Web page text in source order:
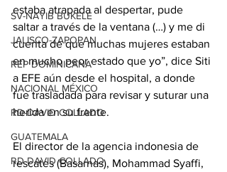
SV-NAYIB BUKELE
JALISCO-ZAPOPAN
REP DOMINICANA
NACIONAL MÉXICO
RD-DAVID COLLADO
GUATEMALA
RD-DAVID COLLADO
estaba atrapada al despertar, pude
saltar a través de la ventana (…) y me di
cuenta de que muchas mujeres estaban
en mucho peor estado que yo”, dice Siti
a EFE aún desde el hospital, a donde
fue trasladada para revisar y suturar una
herida en su frente.
El director de la agencia indonesia de
rescates (Basarnas), Mohammad Syaffi,